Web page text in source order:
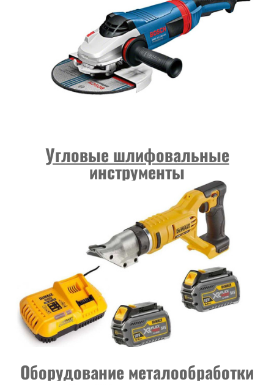
Угловые шлифовальные
инструменты
Оборудование металообработки